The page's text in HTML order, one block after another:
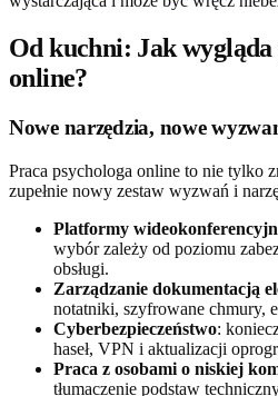
Od kuchni: Jak wygląda
online?
Nowe narzędzia, nowe
Praca psychologa online to nie tylko
zupełnie nowy zestaw wyzwań i
Platformy
wybór zależy od poziomu
obsługi.
Zarządzanie dokumentacją
notatniki, szyfrowane chmury,
Cyberbezpieczeństwo:
haseł, VPN i aktualizacji
Praca z osobami o niskiej
tłumaczenie podstaw